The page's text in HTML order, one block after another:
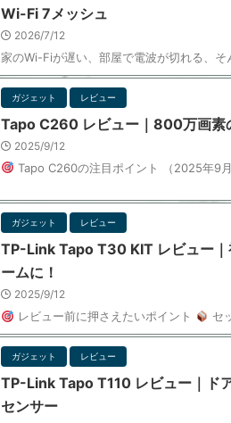
Wi-Fi 7メッシュ
2026/7/12
家のWi-Fiが遅い、部屋で電波が切れる、
ガジェット レビュー
Tapo C260 レビュー｜800万画素
2025/9/12
Tapo C260の注目ポイント （2025年9
ガジェット レビュー
TP-Link Tapo T30 KIT レビュー｜
ームに！
2025/9/12
レビュー前に押さえたいポイント セ
ガジェット レビュー
TP-Link Tapo T110 レビュー｜ド
センサー